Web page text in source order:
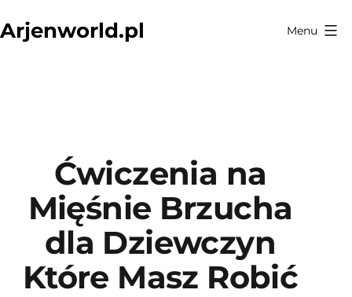
do
Arjenworld.pl Menu
Ćwiczenia na
Mięśnie Brzucha
dla Dziewczyn
Które Masz Robić